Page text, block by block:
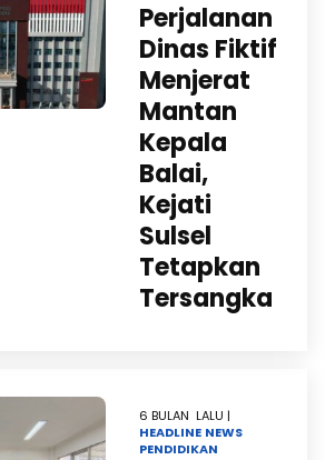
Perjalanan
Dinas Fiktif
Menjerat
Mantan
Kepala
Balai,
Kejati
Sulsel
Tetapkan
Tersangka
6 BULAN LALU |
HEADLINE NEWS
PENDIDIKAN